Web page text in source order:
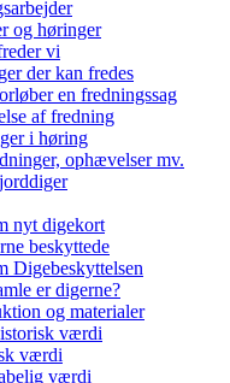
og høringer
vi
der kan fredes
en fredningssag
af fredning
i høring
ophævelser mv.
nyt digekort
beskyttede
Digebeskyttelsen
er digerne?
og materialer
værdi
værdi
værdi